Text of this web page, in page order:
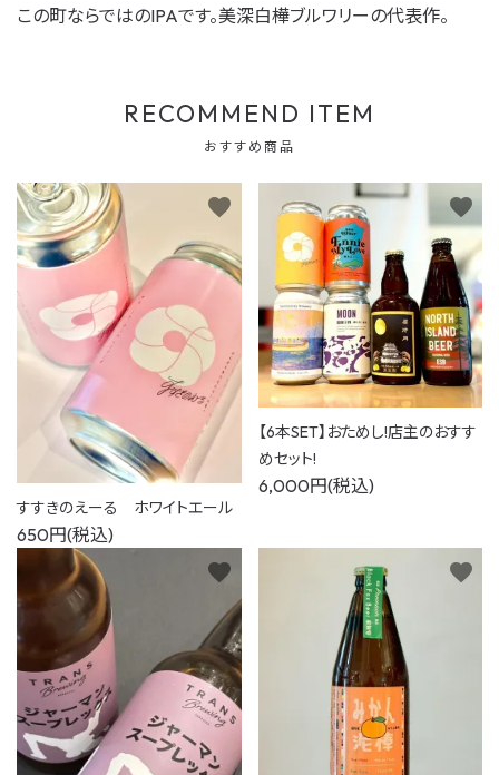
この町ならではのIPAです。美深白樺ブルワリーの代表作。
RECOMMEND ITEM
おすすめ商品
すすきのえーる ホワイトエール
650円(税込)
favorite
【6本SET】おためし!店主のおすす
めセット!
6,000円(税込)
favorite
favorite favorite